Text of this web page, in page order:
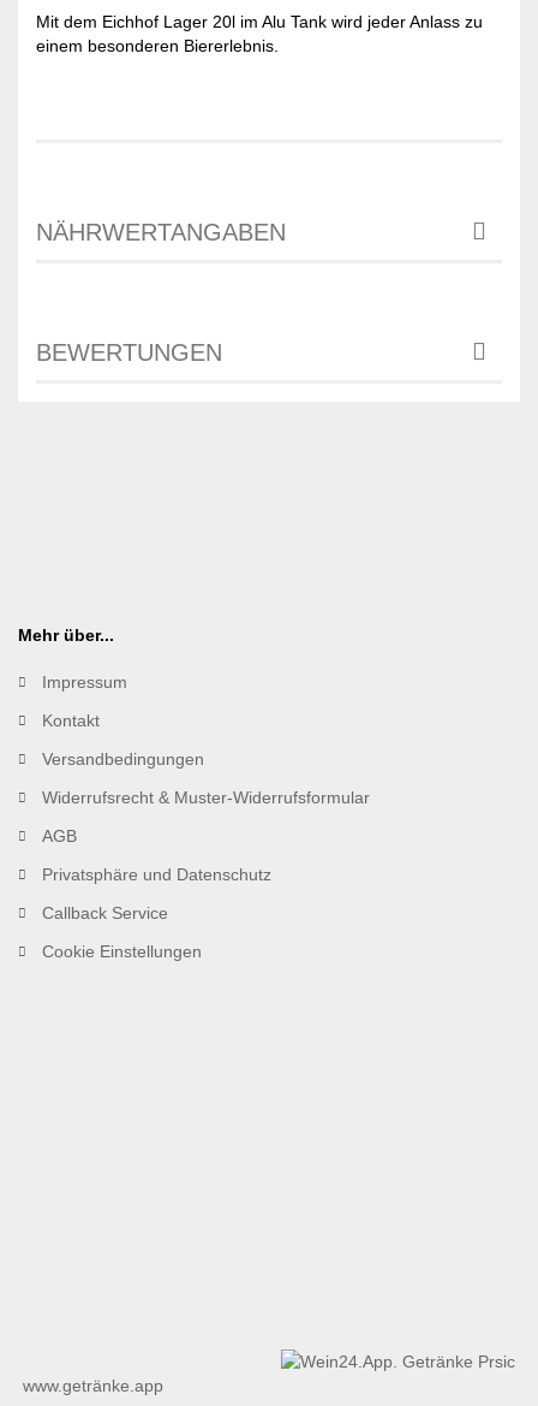
Mit dem Eichhof Lager 20l im Alu Tank wird jeder Anlass zu
einem besonderen Biererlebnis.
NÄHRWERTANGABEN
BEWERTUNGEN
Mehr über...
Impressum
Kontakt
Versandbedingungen
Widerrufsrecht & Muster-Widerrufsformular
AGB
Privatsphäre und Datenschutz
Callback Service
Cookie Einstellungen
www.getränke.app